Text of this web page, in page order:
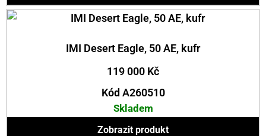
IMI Desert Eagle, 50 AE, kufr
119 000 Kč
Kód A260510
Skladem
Zobrazit produkt